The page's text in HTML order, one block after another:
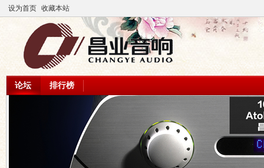
设为首页 收藏本站
论坛 排行榜